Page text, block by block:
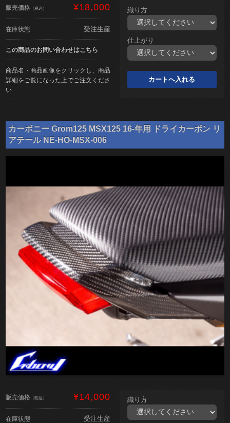
販売価格 （税込） ¥18,000
在庫状態 受注生産
この商品のお問い合わせはこちら
商品名・商品画像をクリックし、商品
詳細をご覧になった上でご注文くださ
い
織り方
仕上がり
カーボニー Grom125 MSX125 16-年用 ドライカーボン リ
アテール NE-HO-MSX-006
販売価格 （税込） ¥14,000
在庫状態 受注生産
織り方